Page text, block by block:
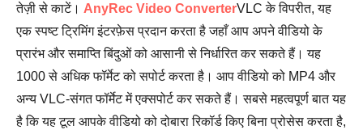
चरण दो।
तेज़ी से काटें। AnyRec Video ConverterVLC के विपरीत, यह
एक स्पष्ट ट्रिमिंग इंटरफ़ेस प्रदान करता है जहाँ आप अपने वीडियो के
प्रारंभ और समाप्ति बिंदुओं को आसानी से निर्धारित कर सकते हैं। यह
1000 से अधिक फॉर्मेट को सपोर्ट करता है। आप वीडियो को MP4 और
अन्य VLC-संगत फॉर्मेट में एक्सपोर्ट कर सकते हैं। सबसे महत्वपूर्ण बात यह
है कि यह टूल आपके वीडियो को दोबारा रिकॉर्ड किए बिना प्रोसेस करता है,